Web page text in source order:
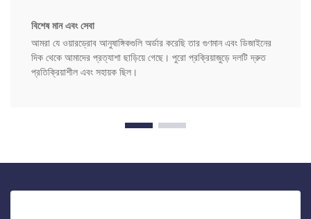
বিশেষ মান এবং সেবা
আমরা যে ওয়ারড্রোব আনুষাঙ্গিকগুলি অর্ডার করেছি তার গুণমান এবং ডিজাইনের
দিক থেকে আমাদের প্রত্যাশা ছাড়িয়ে গেছে। পুরো প্রক্রিয়াজুড়ে দলটি দ্রুত
প্রতিক্রিয়াশীল এবং সহায়ক ছিল।